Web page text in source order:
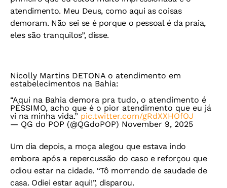
atendimento. Meu Deus, como aqui as coisas
demoram. Não sei se é porque o pessoal é da praia,
eles são tranquilos”, disse.
Nicolly Martins DETONA o atendimento em
estabelecimentos na Bahia:
“Aqui na Bahia demora pra tudo, o atendimento é
PÉSSIMO, acho que é o pior atendimento que eu já
vi na minha vida.” pic.twitter.com/gRdXXHOfOJ
— QG do POP (@QGdoPOP) November 9, 2025
Um dia depois, a moça alegou que estava indo
embora após a repercussão do caso e reforçou que
odiou estar na cidade. “Tô morrendo de saudade de
casa. Odiei estar aqui!”, disparou.